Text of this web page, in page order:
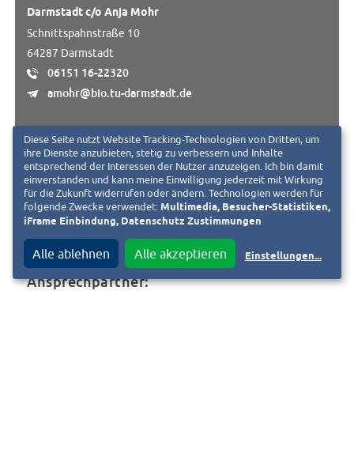
Darmstadt c/o Anja Mohr
Schnittspahnstraße 10
64287 Darmstadt
06151 16-22320
amohr@bio.tu-darmstadt.de
Mo, Mi, Do und Fr von 8-12 Uhr
ZUR WEBSEITE
Ansprechpartner:
Diese Seite nutzt Website Tracking-Technologien von Dritten, um
ihre Dienste anzubieten, stetig zu verbessern und Inhalte
entsprechend der Interessen der Nutzer anzuzeigen. Ich bin damit
einverstanden und kann meine Einwilligung jederzeit mit Wirkung
für die Zukunft widerrufen oder ändern. Technologien werden für
folgende Zwecke verwendet: Multimedia, Besucher-Statistiken,
iFrame Einbindung, Datenschutz Zustimmungen
Alle ablehnen Alle akzeptieren Einstellungen...